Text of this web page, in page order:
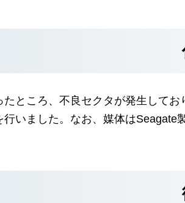
たところ、不良セクタが発生して
行いました。なお、媒体はSeagate